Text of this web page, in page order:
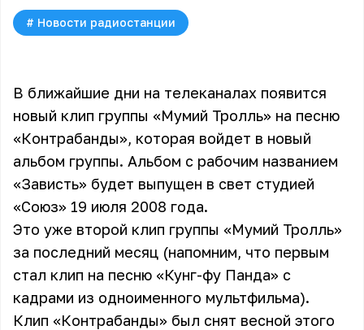
# Новости радиостанции
В ближайшие дни на телеканалах появится
новый клип группы «Мумий Тролль» на песню
«Контрабанды», которая войдет в новый
альбом группы. Альбом с рабочим названием
«Зависть» будет выпущен в свет студией
«Союз» 19 июля 2008 года.
Это уже второй клип группы «Мумий Тролль»
за последний месяц (напомним, что первым
стал клип на песню «Кунг-фу Панда» с
кадрами из одноименного мультфильма).
Клип «Контрабанды» был снят весной этого